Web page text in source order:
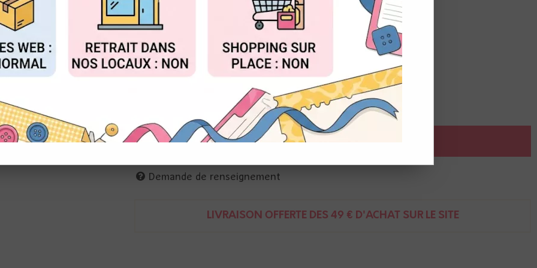
Réf. :D-AR-BA0571
Matrice de découpe étiquette
tag avec fausse couture
Demande de renseignement
LIVRAISON OFFERTE DÈS 49 € D'ACHAT SUR LE SITE
ACCEPTER TOUT